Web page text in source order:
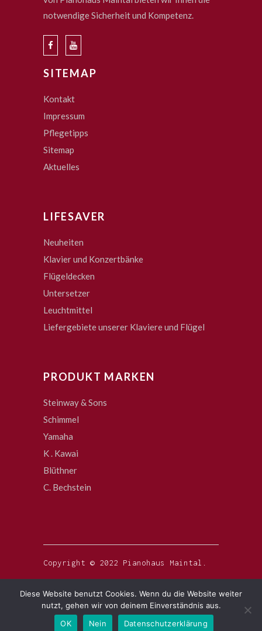
notwendige Sicherheit und Kompetenz.
SITEMAP
Kontakt
Impressum
Pflegetipps
Sitemap
Aktuelles
LIFESAVER
Neuheiten
Klavier und Konzertbänke
Flügeldecken
Untersetzer
Leuchtmittel
Liefergebiete unserer Klaviere und Flügel
PRODUKT MARKEN
Steinway & Sons
Schimmel
Yamaha
K . Kawai
Blüthner
C. Bechstein
Copyright © 2022 Pianohaus Maintal.
Diese Website benutzt Cookies. Wenn du die Website weiter
nutzt, gehen wir von deinem Einverständnis aus.
OK
Nein Datenschutzerklärung